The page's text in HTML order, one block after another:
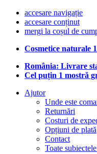
accesare navigație
accesare conținut
mergi la coșul de
Cosmetice naturale
România: Livrare
Cel puțin 1 mostră
Ajutor
Unde este
Returnări
Costuri de
Opțiuni de plată
Contact
Toate